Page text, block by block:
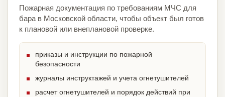
Пожарная документация по требованиям МЧС для
бара в Московской области, чтобы объект был готов
к плановой или внеплановой проверке.
приказы и инструкции по пожарной
безопасности
журналы инструктажей и учета огнетушителей
расчет огнетушителей и порядок действий при